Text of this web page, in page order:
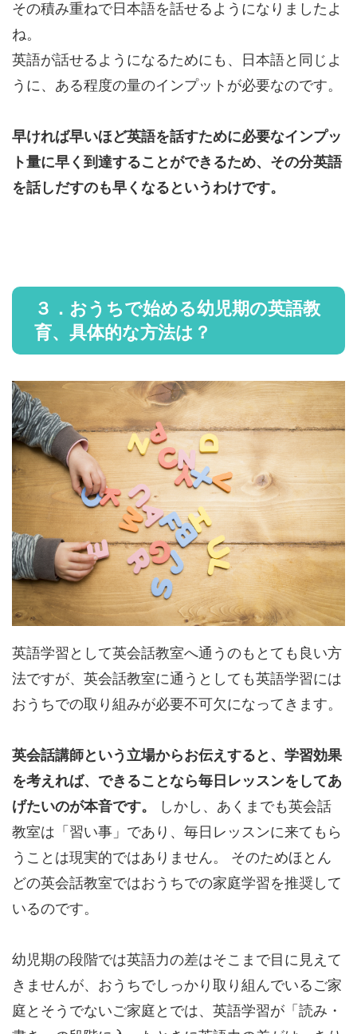
その積み重ねで日本語を話せるようになりましたよ
ね。
英語が話せるようになるためにも、日本語と同じよ
うに、ある程度の量のインプットが必要なのです。
早ければ早いほど英語を話すために必要なインプッ
ト量に早く到達することができるため、その分英語
を話しだすのも早くなるというわけです。
３．おうちで始める幼児期の英語教
育、具体的な方法は？
英語学習として英会話教室へ通うのもとても良い方
法ですが、英会話教室に通うとしても英語学習には
おうちでの取り組みが必要不可欠になってきます。
英会話講師という立場からお伝えすると、学習効果
を考えれば、できることなら毎日レッスンをしてあ
げたいのが本音です。
しかし、あくまでも英会話
教室は「習い事」であり、毎日レッスンに来てもら
うことは現実的ではありません。 そのためほとん
どの英会話教室ではおうちでの家庭学習を推奨して
いるのです。
幼児期の段階では英語力の差はそこまで目に見えて
きませんが、おうちでしっかり取り組んでいるご家
庭とそうでないご家庭とでは、英語学習が「読み・